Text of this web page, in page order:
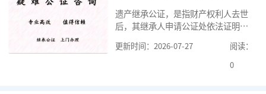
京婚前财产公证机构？了解这些不仅
有利于我们根
遗产继承公证，是指财产权利人去世
后，其继承人申请公证处依法证明继
的证明活动。通过公证，继承人可以
拿着享有继承权的公证书办理遗产过
更新时间：2026-07-27
阅读：
0